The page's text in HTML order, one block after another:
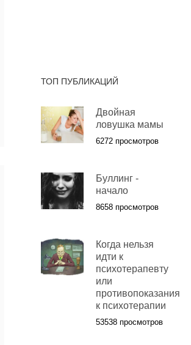
ТОП ПУБЛИКАЦИЙ
Двойная
ловушка мамы
6272 просмотров
Буллинг -
начало
8658 просмотров
Когда нельзя
идти к
психотерапевту
или
противопоказания
к психотерапии
53538 просмотров